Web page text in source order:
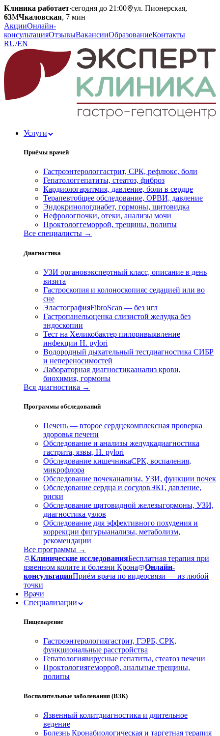
Клиника работает·сегодня до 21:00
ул. Пионерская,
63МЧкаловская, 7 мин
АкцииОнлайн-
консультацияОтзывыВакансииОбразованиеКонтакты
RU/EN
Услуги
Приёмы врачей
Гастроэнтерологгастрит, СРК, рефлюкс, боли
Гепатологгепатиты, стеатоз, фиброз
Кардиологаритмия, давление, боли в сердце
Терапевтобщее обследование, ОРВИ, давление
Эндокринологдиабет, гормоны, щитовидка
Нефрологпочки, отеки, анализы мочи
Проктологгеморрой, трещины, полипы
Все специалисты →
Диагностика
УЗИ органовэкспертный класс, описание в день
визита
Гастроскопия и колоноскопияс седацией или во
сне
ЭластографияFibroScan — без игл
Гастропанельоценка слизистой желудка без
эндоскопии
Тест на Хеликобактер пилоривыявление
инфекции H. pylori
Водородный дыхательный тестдиагностика СИБР
и непереносимостей
Лабораторная диагностикаанализ крови,
биохимия, гормоны
Вся диагностика →
Программы обследований
Печень — второе сердцекомплексная проверка
здоровья печени
Обследование и анализы желудкадиагностика
гастрита, язвы, H. pylori
Обследование кишечникаСРК, воспаления,
микрофлора
Обследование почеканализы, УЗИ, функции почек
Обследование сердца и сосудовЭКГ, давление,
риски
Обследование щитовидной железыгормоны, УЗИ,
диагностика узлов
Обследование для эффективного похудения и
коррекции фигурыанализы, метаболизм,
рекомендации
Все программы →
Клинические исследованияБесплатная терапия при
язвенном колите и болезни Крона
Онлайн-
консультацияПриём врача по видеосвязи — из любой
точки
Врачи
Специализации
Пищеварение
Гастроэнтерологиягастрит, ГЭРБ, СРК,
функциональные расстройства
Гепатологиявирусные гепатиты, стеатоз печени
Проктологиягеморрой, анальные трещины,
полипы
Воспалительные заболевания (ВЗК)
Язвенный колитдиагностика и длительное
ведение
Болезнь Кронабиологическая и таргетная терапия